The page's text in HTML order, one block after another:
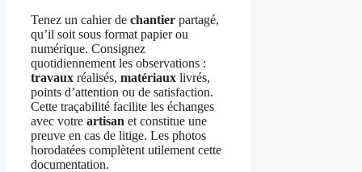
Tenez un cahier de chantier partagé,
qu’il soit sous format papier ou
numérique. Consignez
quotidiennement les observations :
travaux réalisés, matériaux livrés,
points d’attention ou de satisfaction.
Cette traçabilité facilite les échanges
avec votre artisan et constitue une
preuve en cas de litige. Les photos
horodatées complètent utilement cette
documentation.